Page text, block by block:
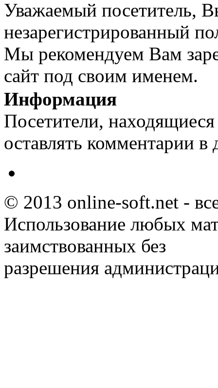
Уважаемый посетитель,
незарегистрированный
Мы рекомендуем Вам
сайт под своим именем.
Информация
Посетители,
оставлять комментарии в
© 2013 online-soft.net -
Использование любых
заимствованных без
разрешения